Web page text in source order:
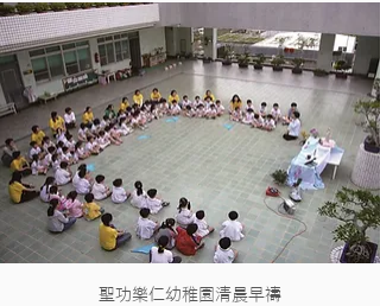
聖功樂仁幼稚園清晨早禱